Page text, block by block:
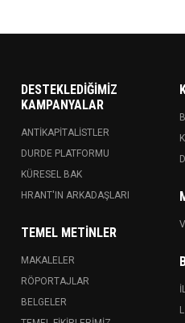
DESTEKLEDIĞIMIZ
KAMPANYALAR
ANTIKAPITALISTLER
DURDE PLATFORMU
KÜRESEL BAK
HRANT'IN ARKADAŞLARI
TEMEL METINLER
MAKALELER
RÖPORTAJLAR
BELGELER